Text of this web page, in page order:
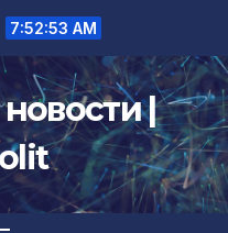
7:52:53 AM
|